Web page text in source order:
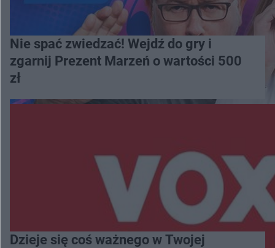
Nie spać zwiedzać! Wejdź do gry i
zgarnij Prezent Marzeń o wartości 500
zł
Dzieje się coś ważnego w Twojej